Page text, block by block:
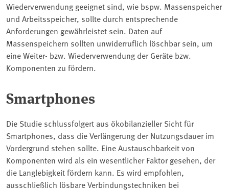
Wiederverwendung geeignet sind, wie bspw. Massenspeicher
und Arbeitsspeicher, sollte durch entsprechende
Anforderungen gewährleistet sein. Daten auf
Massenspeichern sollten unwiderruflich löschbar sein, um
eine Weiter- bzw. Wiederverwendung der Geräte bzw.
Komponenten zu fördern.
Smartphones
Die Studie schlussfolgert aus ökobilanzieller Sicht für
Smartphones, dass die Verlängerung der Nutzungsdauer im
Vordergrund stehen sollte. Eine Austauschbarkeit von
Komponenten wird als ein wesentlicher Faktor gesehen, der
die Langlebigkeit fördern kann. Es wird empfohlen,
ausschließlich lösbare Verbindungstechniken bei